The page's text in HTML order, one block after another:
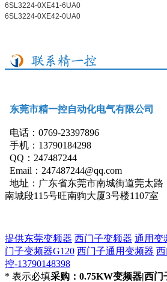
6SL3224-0XE41-6UA0
6SL3224-0XE42-0UA0
东莞市精一控自动化电气有限公司
电话：0769-23397896
手机：13790184298
QQ：247487244
Email：247487244@qq.com
地址： 广东省东莞市南城街道莞太路
南城段115号旺南驹大厦3号楼1107室
提供东莞变频器 西门子变频器 通用变
门子变频器G120 西门子通用变频器 西
控-13790148398
* 表示必填采购：0.75KW变频器|西门